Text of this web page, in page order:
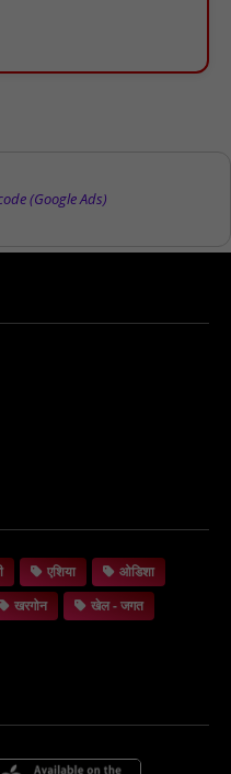
(Google Ads)
एशिया
ओडिशा
खरगोन
खेल - जगत